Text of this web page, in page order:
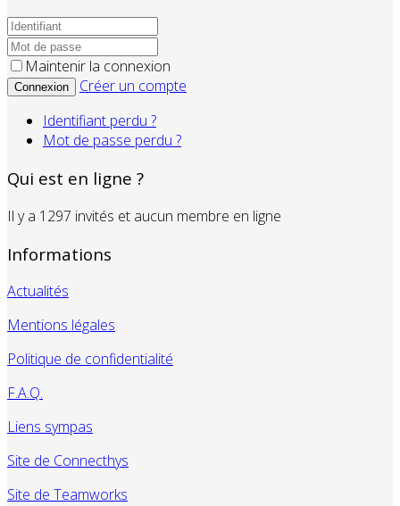
Maintenir la connexion
Connexion
Créer un compte
Identifiant perdu ?
Mot de passe perdu ?
Qui est en ligne ?
Il y a 1297 invités et aucun membre en ligne
Informations
Actualités
Mentions légales
Politique de confidentialité
F.A.Q.
Liens sympas
Site de Connecthys
Site de Teamworks